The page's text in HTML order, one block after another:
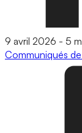
9 avril 2026 - 5
Communiqués